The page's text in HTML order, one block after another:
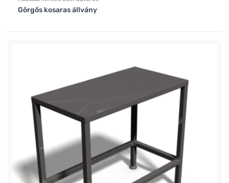
Görgős kosaras állvány